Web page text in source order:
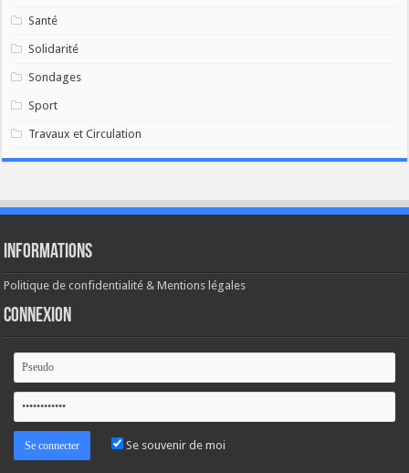
Santé
Solidarité
Sondages
Sport
Travaux et Circulation
Informations
Politique de confidentialité & Mentions légales
Connexion
Se souvenir de moi